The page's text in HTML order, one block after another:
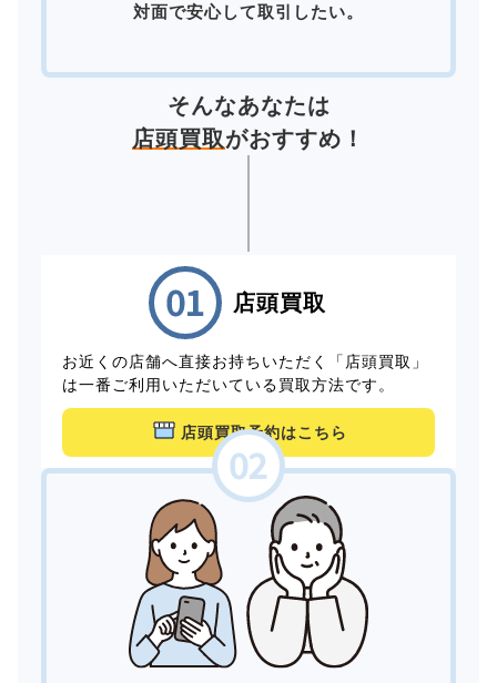
対面で安心して取引したい。
そんなあなたは
店頭買取がおすすめ！
店頭買取
お近くの店舗へ直接お持ちいただく「店頭買取」
は一番ご利用いただいている買取方法です。
店頭買取予約はこちら